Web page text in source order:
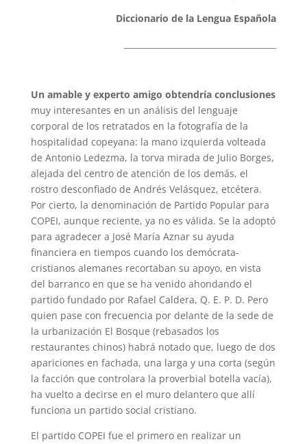
Diccionario de la Lengua Española
Un amable y experto amigo obtendría conclusiones
muy interesantes en un análisis del lenguaje
corporal de los retratados en la fotografía de la
hospitalidad copeyana: la mano izquierda volteada
de Antonio Ledezma, la torva mirada de Julio Borges,
alejada del centro de atención de los demás, el
rostro desconfiado de Andrés Velásquez, etcétera.
Por cierto, la denominación de Partido Popular para
COPEI, aunque reciente, ya no es válida. Se la adoptó
para agradecer a José María Aznar su ayuda
financiera en tiempos cuando los demócrata-
cristianos alemanes recortaban su apoyo, en vista
del barranco en que se ha venido ahondando el
partido fundado por Rafael Caldera, Q. E. P. D. Pero
quien pase con frecuencia por delante de la sede de
la urbanización El Bosque (rebasados los
restaurantes chinos) habrá notado que, luego de dos
apariciones en fachada, una larga y una corta (según
la facción que controlara la proverbial botella vacía),
ha vuelto a decirse en el muro delantero que allí
funciona un partido social cristiano.
El partido COPEI fue el primero en realizar un